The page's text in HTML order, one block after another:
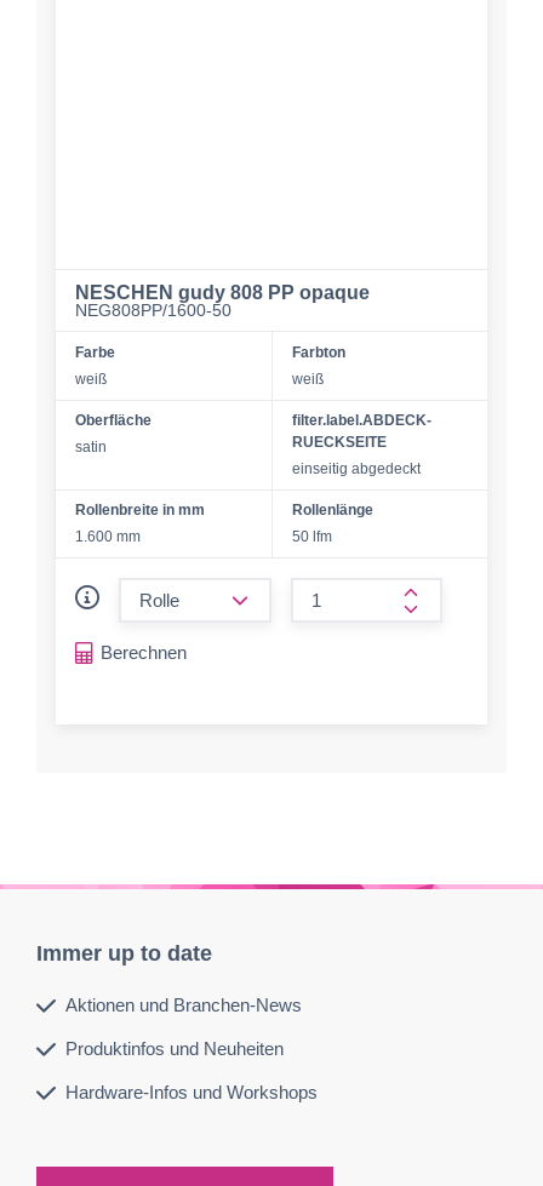
NESCHEN gudy 808 PP opaque
NEG808PP/1600-50
Farbe
weiß
Farbton
weiß
Oberfläche
satin
filter.label.ABDECK-
RUECKSEITE
einseitig abgedeckt
Rollenbreite in mm
1.600 mm
Rollenlänge
50 lfm
form.increase-
Berechnen
Immer up to date
Aktionen und Branchen-News
Produktinfos und Neuheiten
Hardware-Infos und Workshops